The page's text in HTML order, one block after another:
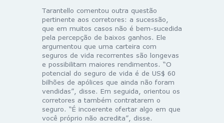
Tarantello comentou outra questão
pertinente aos corretores: a sucessão,
que em muitos casos não é bem-sucedida
pela percepção de baixos ganhos. Ele
argumentou que uma carteira com
seguros de vida recorrentes são longevas
e possibilitam maiores rendimentos. “O
potencial do seguro de vida é de US$ 60
bilhões de apólices que ainda não foram
vendidas”, disse. Em seguida, orientou os
corretores a também contratarem o
seguro. “É incoerente ofertar algo em que
você próprio não acredita”, disse.